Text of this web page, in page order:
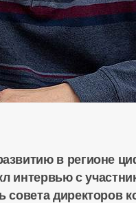
в регионе
интервью с
директоров